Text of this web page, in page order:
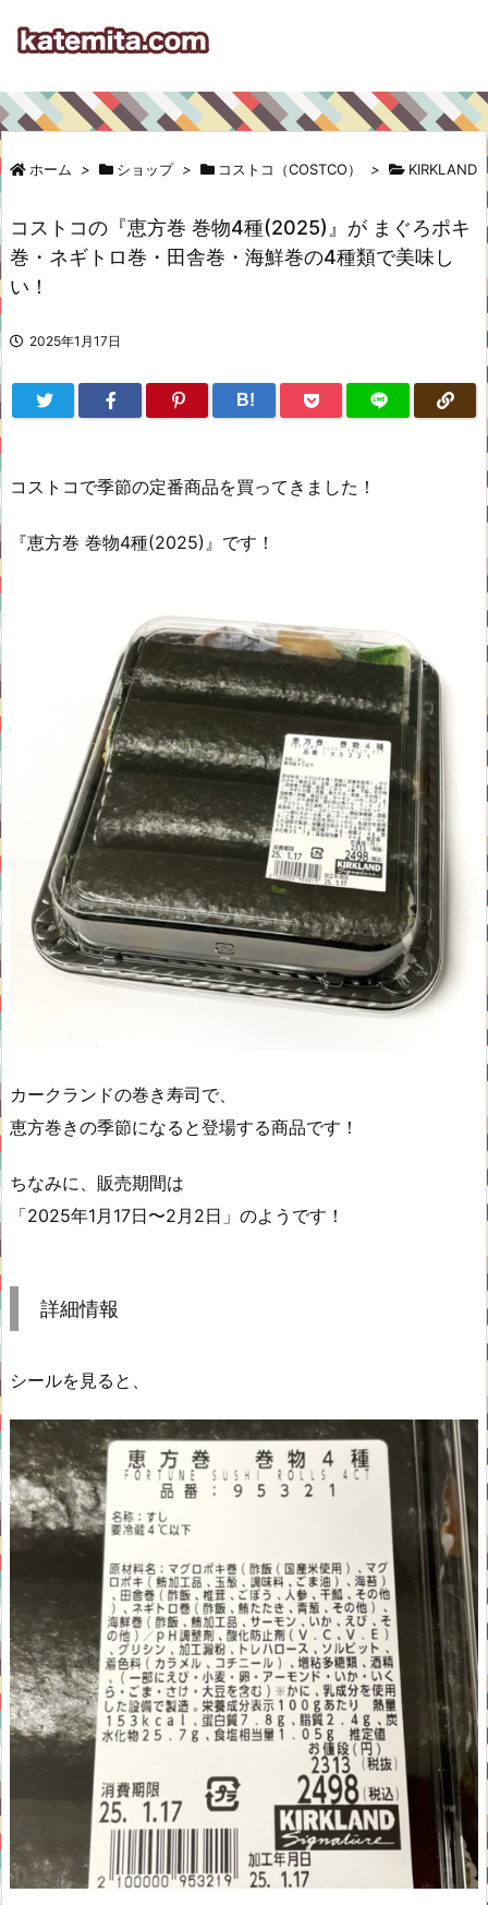
ホーム > ショップ > コストコ（COSTCO） > KIRKLAND
コストコの『恵方巻 巻物4種(2025)』が まぐろポキ
巻・ネギトロ巻・田舎巻・海鮮巻の4種類で美味し
い！
2025年1月17日
B!
コストコで季節の定番商品を買ってきました！
『恵方巻 巻物4種(2025)』です！
カークランドの巻き寿司で、
恵方巻きの季節になると登場する商品です！
ちなみに、販売期間は
「2025年1月17日〜2月2日」のようです！
詳細情報
シールを見ると、